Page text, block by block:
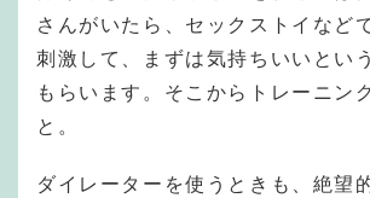
さんがいたら、セックストイなど
刺激して、まずは気持ちいいとい
もらいます。そこからトレーニン
と。
ダイレーターを使うときも、絶望